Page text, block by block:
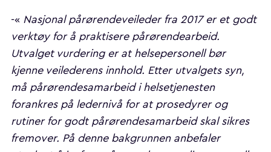
-« Nasjonal pårørendeveileder fra 2017 er et godt
verktøy for å praktisere pårørendearbeid.
Utvalget vurdering er at helsepersonell bør
kjenne veilederens innhold. Etter utvalgets syn,
må pårørendesamarbeid i helsetjenesten
forankres på ledernivå for at prosedyrer og
rutiner for godt pårørendesamarbeid skal sikres
fremover. På denne bakgrunnen anbefaler